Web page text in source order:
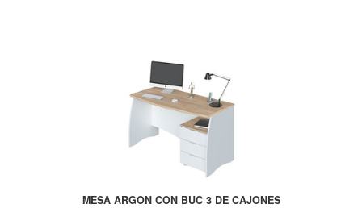
MESA ARGON CON BUC 3 DE CAJONES